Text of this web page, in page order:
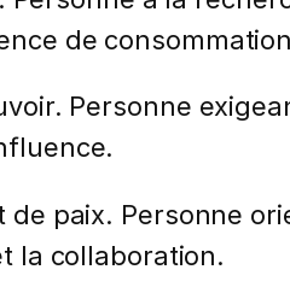
de
Personne
de paix. Personne
la collaboration.